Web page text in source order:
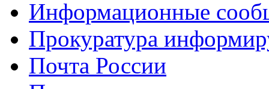
Информационные
Прокуратура
Почта России